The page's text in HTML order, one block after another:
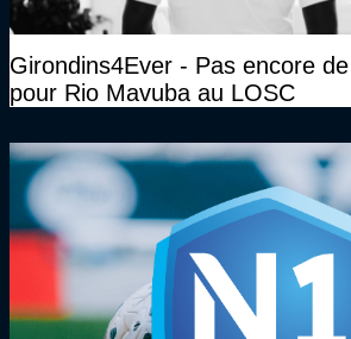
Girondins4Ever - Pas encore
pour Rio Mavuba au LOSC